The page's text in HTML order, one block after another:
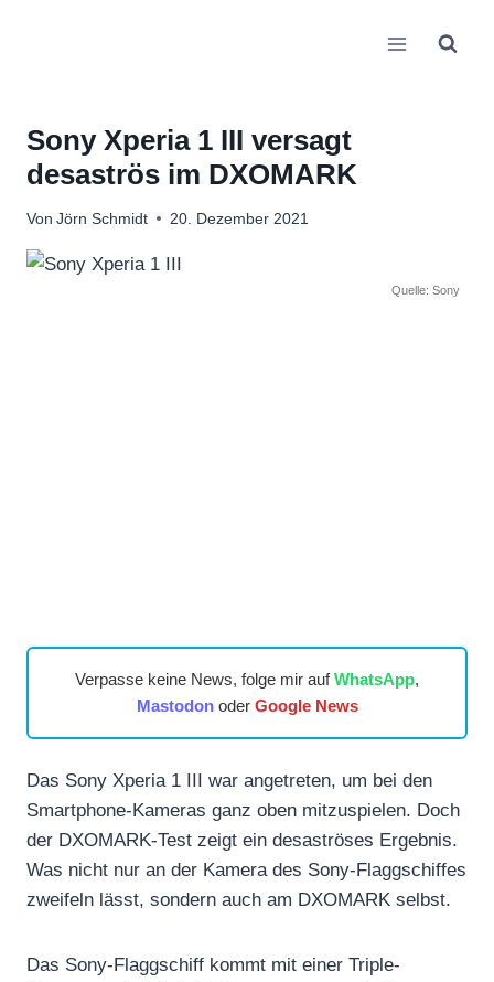
Sony Xperia 1 III versagt
desaströs im DXOMARK
Von Jörn Schmidt 20. Dezember 2021
Quelle: Sony
Verpasse keine News, folge mir aufWhatsApp,
Mastodonoder Google News
Das Sony Xperia 1 III war angetreten, um bei den
Smartphone-Kameras ganz oben mitzuspielen. Doch
der DXOMARK-Test zeigt ein desaströses Ergebnis.
Was nicht nur an der Kamera des Sony-Flaggschiffes
zweifeln lässt, sondern auch am DXOMARK selbst.
Das Sony-Flaggschiff kommt mit einer Triple-